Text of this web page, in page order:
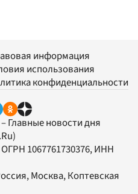
информация
использования
конфиденциальности
Главные новости дня
ОГРН 1067761730376, ИНН
Москва, Коптевская